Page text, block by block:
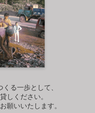
る一歩として、
しください。
願いいたします。